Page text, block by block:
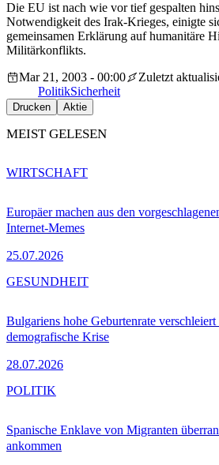
Die EU ist nach wie vor tief gespalten
Notwendigkeit des Irak-Krieges, einigte
gemeinsamen Erklärung auf humanitäre
Militärkonflikts.
Mar 21, 2003 - 00:00
Zuletzt
PolitikSicherheit
Drucken Aktie
MEIST GELESEN
Europäer machen aus den
Internet-Memes
25.07.2026
WIRTSCHAFT
Bulgariens hohe Geburtenrate
demografische Krise
28.07.2026
GESUNDHEIT
Spanische Enklave von Migranten
ankommen
POLITIK